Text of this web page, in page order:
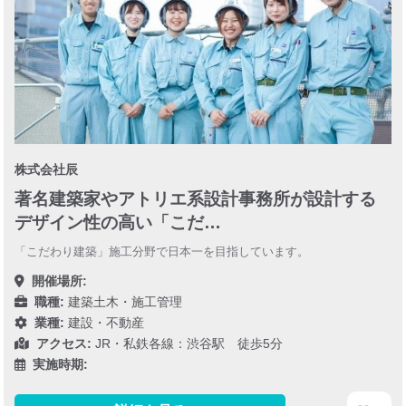
株式会社辰
著名建築家やアトリエ系設計事務所が設計する
デザイン性の高い「こだ…
「こだわり建築」施工分野で日本一を目指しています。
開催場所:
職種: 建築土木・施工管理
業種: 建設・不動産
アクセス: JR・私鉄各線：渋谷駅 徒歩5分
実施時期: